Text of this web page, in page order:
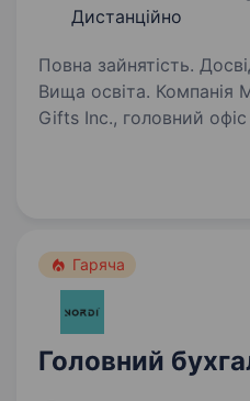
Дистанційно
Повна зайнятість.
Вища освіта. Компанія Miss To Mrs™ Wedding
Gifts Inc., головний
розвивається. Наша
Гаряча
Головний